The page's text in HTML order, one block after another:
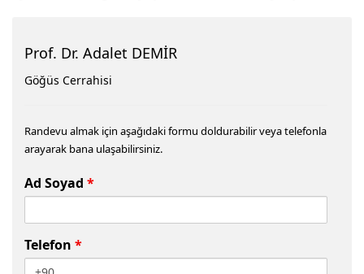
Prof. Dr. Adalet DEMİR
Göğüs Cerrahisi
Randevu almak için aşağıdaki formu doldurabilir veya telefonla
arayarak bana ulaşabilirsiniz.
Ad Soyad *
Telefon *